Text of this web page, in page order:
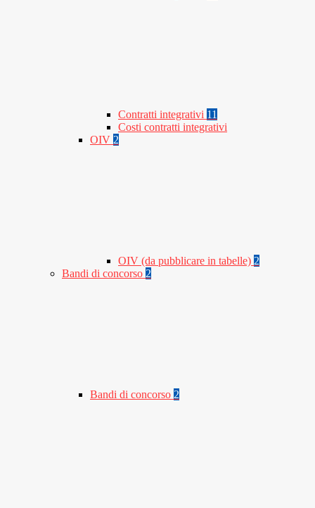
Contratti integrativi 11
Costi contratti integrativi
OIV 2
OIV (da pubblicare in tabelle) 2
Bandi di concorso 2
Bandi di concorso 2